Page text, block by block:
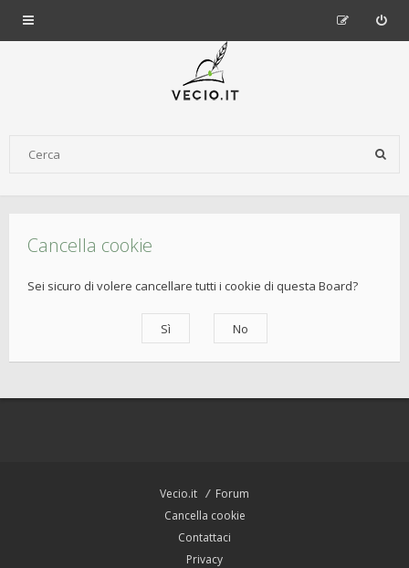
Cancella cookie
Sei sicuro di volere cancellare tutti i cookie di questa Board?
Vecio.it
Forum
Cancella cookie
Contattaci
Privacy